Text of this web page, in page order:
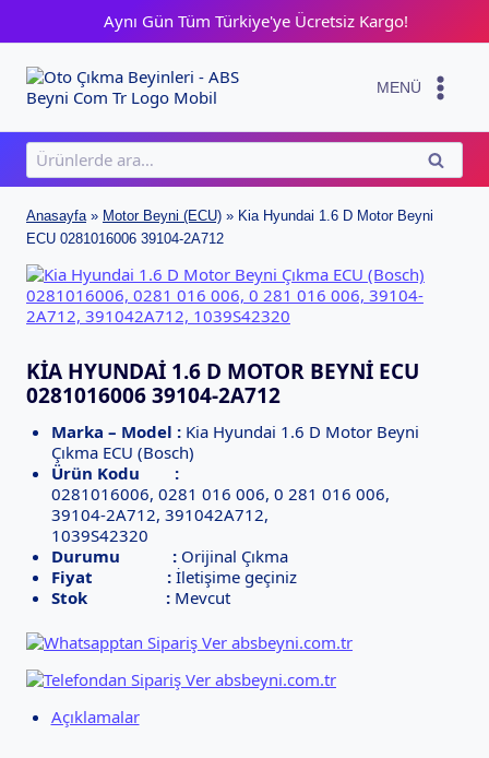
content
Aynı Gün Tüm Türkiye'ye Ücretsiz Kargo!
MENÜ
Ara:
ARA
Anasayfa» Motor Beyni (ECU) » Kia Hyundai 1.6 D Motor Beyni
ECU 0281016006 39104-2A712
KIA HYUNDAI 1.6 D MOTOR BEYNI ECU
0281016006 39104-2A712
Marka – Model :Kia Hyundai 1.6 D Motor Beyni
Çıkma ECU (Bosch)
Ürün Kodu :
0281016006, 0281 016 006, 0 281 016 006,
39104-2A712, 391042A712,
1039S42320
Durumu :Orijinal Çıkma
Fiyat :İletişime geçiniz
Stok :Mevcut
Açıklamalar